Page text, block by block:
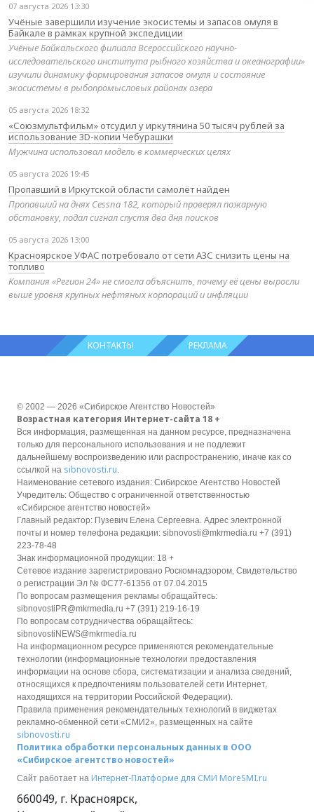
07 августа 2026 13:30
Учёные завершили изучение экосистемы и запасов омуля в
Байкале в рамках крупной экспедиции
Учёные Байкальского филиала Всероссийского научно-
исследовательского института рыбного хозяйства и океанографии»
изучили динамику формирования запасов омуля и состояние
экосистемы в рыбопромысловых районах озера
05 августа 2026 18:32
«Союзмультфильм» отсудил у иркутянина 50 тысяч рублей за
использование 3D-копии Чебурашки
Мужчина использовал модель в коммерческих целях
05 августа 2026 19:45
Пропавший в Иркутской области самолёт найден
Пропавший на днях Cessna 182, который проверял пожарную
обстановку, подал сигнал спустя два дня поисков
05 августа 2026 13:00
Красноярское УФАС потребовало от сети АЗС снизить цены на
топливо
Компания «Регион 24» не смогла объяснить, почему её цены выросли
выше уровня крупных нефтяных корпораций и инфляции
КОНТАКТЫ РЕКЛАМА
© 2002 — 2026 «Сибирское Агентство Новостей»
Возрастная категория Интернет-сайта 18 +
Вся информация, размещенная на данном ресурсе, предназначена
только для персонального использования и не подлежит
дальнейшему воспроизведению или распространению, иначе как со
ссылкой на sibnovosti.ru.
Наименование сетевого издания: Сибирское Агентство Новостей
Учредитель: Общество с ограниченной ответственностью
«Сибирское агентство новостей»
Главный редактор: Пузевич Елена Сергеевна. Адрес электронной
почты и номер телефона редакции: sibnovosti@mkrmedia.ru +7 (391)
223-78-48
Знак информационной продукции: 18 +
Сетевое издание зарегистрировано Роскомнадзором, Свидетельство
о регистрации Эл № ФС77-61356 от 07.04.2015
По вопросам размещения рекламы обращайтесь:
sibnovostiPR@mkrmedia.ru +7 (391) 219-16-19
По вопросам сотрудничества обращайтесь:
sibnovostiNEWS@mkrmedia.ru
На информационном ресурсе применяются рекомендательные
технологии (информационные технологии предоставления
информации на основе сбора, систематизации и анализа сведений,
относящихся к предпочтениям пользователей сети Интернет,
находящихся на территории Российской Федерации).
Правила применения рекомендательных технологий в виджетах
рекламно-обменной сети «СМИ2», размещенных на сайте
sibnovosti.ru
Политика обработки персональных данных в ООО
«Сибирское агентство новостей»
Сайт работает на Интернет-Платформе для СМИ MoreSMI.ru
660049, г. Красноярск,